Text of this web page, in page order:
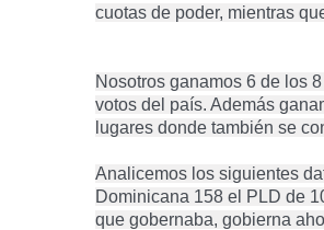
cuotas de poder, mientras
Nosotros ganamos 6 de los
votos del país. Además
lugares donde también se
Analicemos los siguientes
Dominicana 158 el PLD de
que gobernaba, gobierna